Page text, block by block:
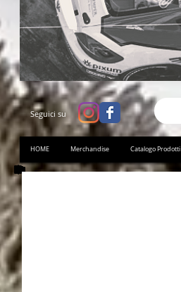
Seguici su
HOME Merchandise Catalogo Prodotti